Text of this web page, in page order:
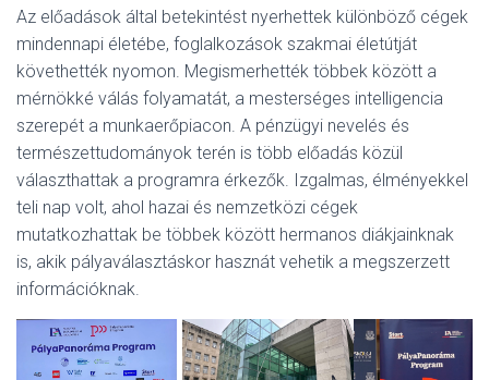
Az előadások által betekintést nyerhettek különböző cégek
mindennapi életébe, foglalkozások szakmai életútját
követhették nyomon. Megismerhették többek között a
mérnökké válás folyamatát, a mesterséges intelligencia
szerepét a munkaerőpiacon. A pénzügyi nevelés és
természettudományok terén is több előadás közül
választhattak a programra érkezők. Izgalmas, élményekkel
teli nap volt, ahol hazai és nemzetközi cégek
mutatkozhattak be többek között hermanos diákjainknak
is, akik pályaválasztáskor hasznát vehetik a megszerzett
információknak.